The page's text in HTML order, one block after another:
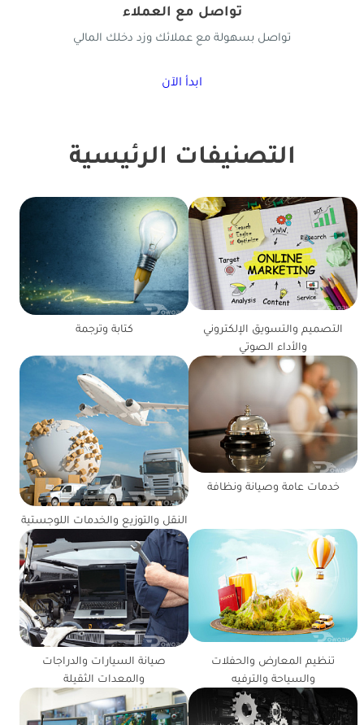
تواصل مع العملاء
تواصل بسهولة مع عملائك وزد دخلك المالي
ابدأ الآن
التصنيفات الرئيسية
التصميم والتسويق الإلكتروني
والأداء الصوتي
كتابة وترجمة
خدمات عامة وصيانة ونظافة
النقل والتوزيع والخدمات اللوجستية
تنظيم المعارض والحفلات
والسياحة والترفيه
صيانة السيارات والدراجات
والمعدات الثقيلة